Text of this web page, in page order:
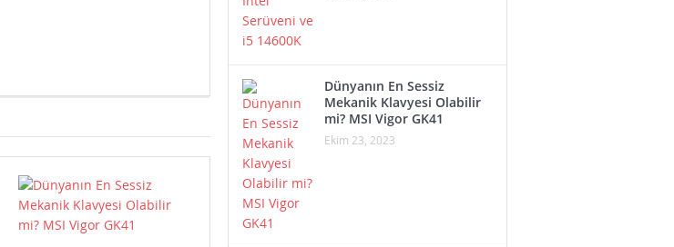
Dünyanın En Sessiz
Mekanik Klavyesi Olabilir
mi? MSI Vigor GK41
Ekim 23, 2023